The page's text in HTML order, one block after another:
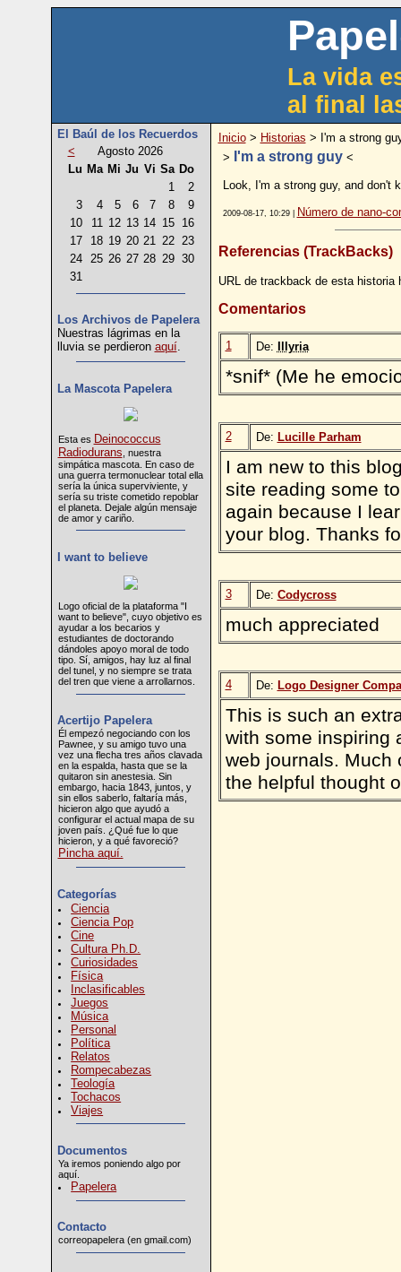
La vida
al final
El Baúl de los Recuerdos
<
Agosto 2026
Lu Ma Mi Ju Vi Sa Do
1
2
3
4 5 6 7 8
9
10
11 12 13 14 15
16
17
18 19 20 21 22 23
24
25 26 27 28 29 30
31
Los Archivos de Papelera
Nuestras lágrimas en la
lluvia se perdieron aquí.
La Mascota Papelera
Esta es Deinococcus
Radiodurans , nuestra
simpática mascota. En caso de
una guerra termonuclear total ella
sería la única superviviente, y
sería su triste cometido repoblar
el planeta. Dejale algún mensaje
de amor y cariño.
I want to believe
Logo oficial de la plataforma "I
want to believe", cuyo objetivo es
ayudar a los becarios y
estudiantes de doctorando
dándoles apoyo moral de todo
tipo. Sí, amigos, hay luz al final
del tunel, y no siempre se trata
del tren que viene a arrollarnos.
Acertijo Papelera
Él empezó negociando con los
Pawnee, y su amigo tuvo una
vez una flecha tres años clavada
en la espalda, hasta que se la
quitaron sin anestesia. Sin
embargo, hacia 1843, juntos, y
sin ellos saberlo, faltaría más,
hicieron algo que ayudó a
configurar el actual mapa de su
joven país. ¿Qué fue lo que
hicieron, y a qué favoreció?
Pincha aquí.
Categorías
Ciencia
Ciencia Pop
Cine
Cultura Ph.D.
Curiosidades
Física
Inclasificables
Juegos
Música
Personal
Política
Relatos
Rompecabezas
Teología
Tochacos
Viajes
Documentos
Ya iremos poniendo algo por
aquí.
Papelera
Contacto
correopapelera (en gmail.com)
Inicio> Historias > I'm a strong
> I'm a strong guy<
Look, I'm a strong guy, and don't
2009-08-17, 10:29 | Número de nano-
Referencias (TrackBacks)
URL de trackback de esta
Comentarios
1 De: Illyria
*snif* (Me he
2 De: Lucille Parham
I am new to this
site reading some
again because I
your blog. Thanks
3 De: Codycross
much appreciated
4 De: Logo Designer
This is such an
with some inspiring
web journals. Much
the helpful thought